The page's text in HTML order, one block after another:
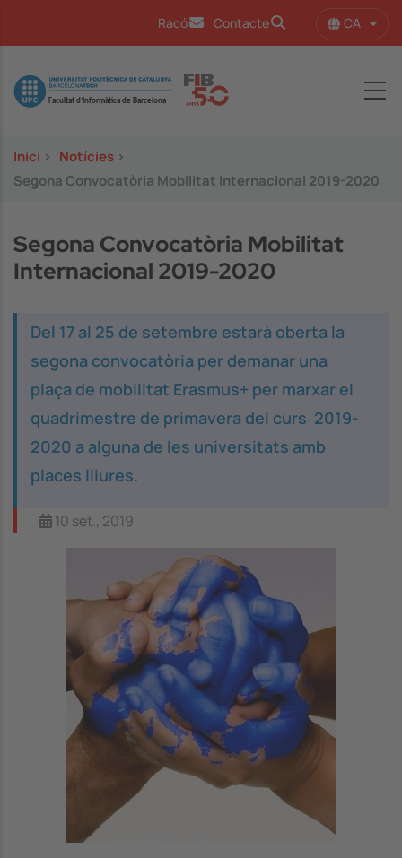
Racó Contacte CA
Image
Inici > Notícies >
Segona Convocatòria Mobilitat Internacional 2019-2020
Segona Convocatòria Mobilitat
Internacional 2019-2020
Del 17 al 25 de setembre estarà oberta la
segona convocatòria per demanar una
plaça de mobilitat Erasmus+ per marxar el
quadrimestre de primavera del curs 2019-
2020 a alguna de les universitats amb
places lliures.
10 set., 2019